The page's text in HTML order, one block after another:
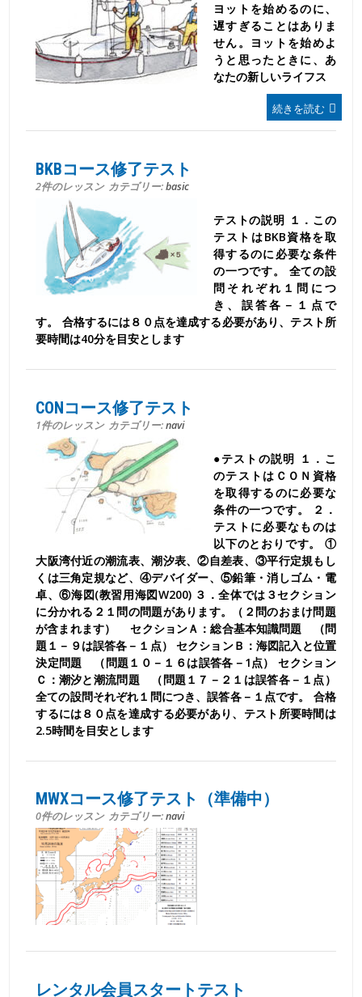
ヨットを始めるのに、
遅すぎることはありま
せん。ヨットを始めよ
うと思ったときに、あ
なたの新しいライフス
続きを読む
BKBコース修了テスト
2件のレッスン カテゴリー:basic
テストの説明 １．この
テストはBKB資格を取
得するのに必要な条件
の一つです。 全ての設
問それぞれ１問につ
き、誤答各－１点で
す。 合格するには８０点を達成する必要があり、テスト所
要時間は40分を目安とします
CONコース修了テスト
1件のレッスン カテゴリー:navi
●テストの説明 １．こ
のテストはＣＯＮ資格
を取得するのに必要な
条件の一つです。 ２．
テストに必要なものは
以下のとおりです。 ①
大阪湾付近の潮流表、潮汐表、②自差表、③平行定規もし
くは三角定規など、④デバイダー、⑤鉛筆・消しゴム・電
卓、⑥海図(教習用海図W200) ３．全体では３セクション
に分かれる２１問の問題があります。（２問のおまけ問題
が含まれます） セクションＡ：総合基本知識問題 （問
題１－９は誤答各－１点） セクションＢ：海図記入と位置
決定問題 （問題１０－１６は誤答各－1点） セクション
Ｃ：潮汐と潮流問題 （問題１７－２１は誤答各－１点）
全ての設問それぞれ１問につき、誤答各－１点です。 合格
するには８０点を達成する必要があり、テスト所要時間は
2.5時間を目安とします
MWXコース修了テスト（準備中）
0件のレッスン カテゴリー:navi
レンタル会員スタートテスト